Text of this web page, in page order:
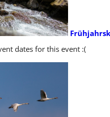
dates for this event :(